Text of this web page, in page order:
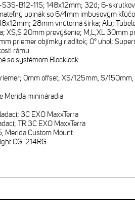
B12-11S; 148x12mm; 32d; 6-
upinák so 6/4mm imbusovým
28mm vnútorná šírka; Alu;
XS,S 20mm prevýšenie; M,L,XL 30mm
priemer objímky riadítok; 0° uhol;
rámu
so systémom Blocklock
0mm offset; XS/125mm, S/
Merida minináradia
3C EXO MaxxTerra
TR 3C EXO MaxxTerra
Merida Custom Mount
CG-214RG